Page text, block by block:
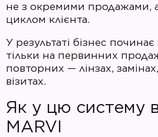
не з окремими продажами,
циклом клієнта.
У результаті бізнес
тільки на первинних
повторних — лінзах,
візитах.
Як у цю систему
MARVI